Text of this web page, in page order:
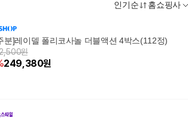
인기순 홈쇼핑사
분]레이델 폴리코사놀 더블액션 4박스(112정)
원
249,380원